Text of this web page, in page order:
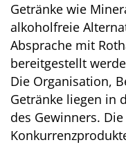
Getränke wie
alkoholfreie
Absprache mit
bereitgestellt
Die Organisation,
Getränke liegen in
des Gewinners.